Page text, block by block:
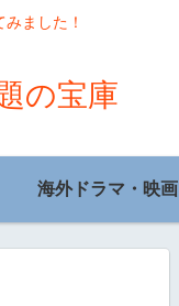
ました！
の宝庫
海外ドラマ・映画